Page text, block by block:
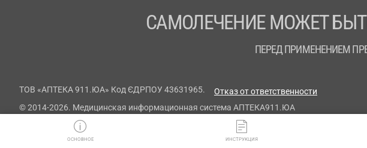
ОСНОВНОЕ ИНСТРУКЦИЯ
САМОЛЕЧЕНИЕ МОЖЕТ
ПЕРЕД ПРИМЕНЕНИЕМ
ТОВ «АПТЕКА 911.ЮА» Код ЄДРПОУ 43631965.
Отказ от ответственности
© 2014-2026. Медицинская информационная система АПТЕКА911.ЮА